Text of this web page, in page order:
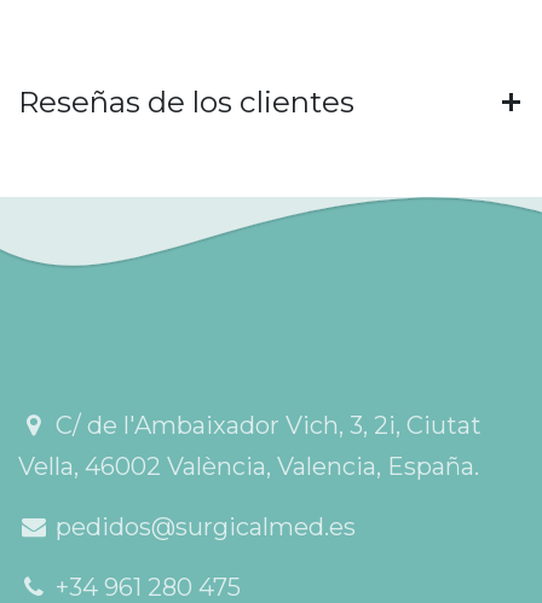
Reseñas de los clientes
C/ de l'Ambaixador Vich, 3, 2i, Ciutat
Vella, 46002 València, Valencia, España.
pedidos@surgicalmed.es
+34 961 280 475